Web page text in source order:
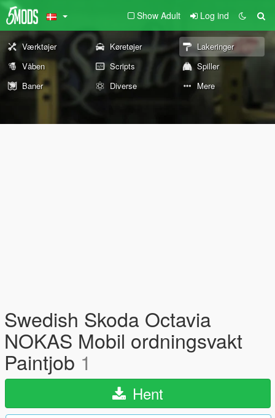
Show Adult Log ind
Værktøjer Køretøjer
Lakeringer
Våben
Scripts
Spiller
Baner
Diverse Mere
Swedish Skoda Octavia
NOKAS Mobil ordningsvakt
Paintjob 1
Hent